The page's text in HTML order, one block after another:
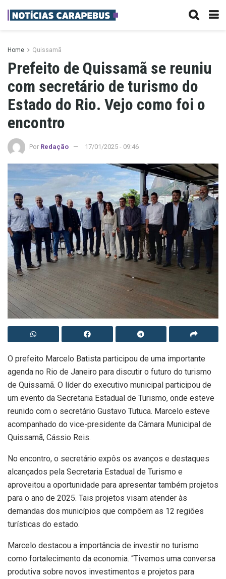
Home Quissamã
Prefeito de Quissamã se reuniu
com secretário de turismo do
Estado do Rio. Vejo como foi o
encontro
Por Redação 17/01/2025 - 09:46
O prefeito Marcelo Batista participou de uma importante
agenda no Rio de Janeiro para discutir o futuro do turismo
de Quissamã. O líder do executivo municipal participou de
um evento da Secretaria Estadual de Turismo, onde esteve
reunido com o secretário Gustavo Tutuca. Marcelo esteve
acompanhado do vice-presidente da Câmara Municipal de
Quissamã, Cássio Reis.
No encontro, o secretário expôs os avanços e destaques
alcançados pela Secretaria Estadual de Turismo e
aproveitou a oportunidade para apresentar também projetos
para o ano de 2025. Tais projetos visam atender às
demandas dos municípios que compõem as 12 regiões
turísticas do estado.
Marcelo destacou a importância de investir no turismo
como fortalecimento da economia. “Tivemos uma conversa
produtiva sobre novos investimentos e projetos para